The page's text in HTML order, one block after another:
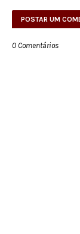
POSTAR UM
0 Comentários